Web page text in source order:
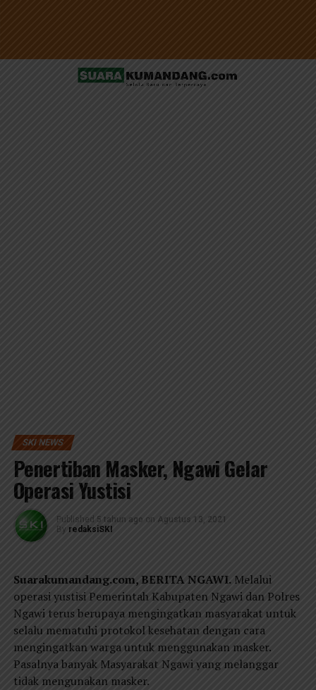
SKI NEWS
Penertiban Masker, Ngawi Gelar
Operasi Yustisi
Published 5 tahun ago on Agustus 13, 2021
By redaksiSKI
Suarakumandang.com, BERITA NGAWI.Melalui
operasi yustisi Pemerintah Kabupaten Ngawi dan Polres
Ngawi terus berupaya mengingatkan masyarakat untuk
selalu mematuhi protokol kesehatan dengan cara
mengingatkan warga untuk menggunakan masker.
Pasalnya banyak Masyarakat Ngawi yang melanggar
tidak mengunakan masker.